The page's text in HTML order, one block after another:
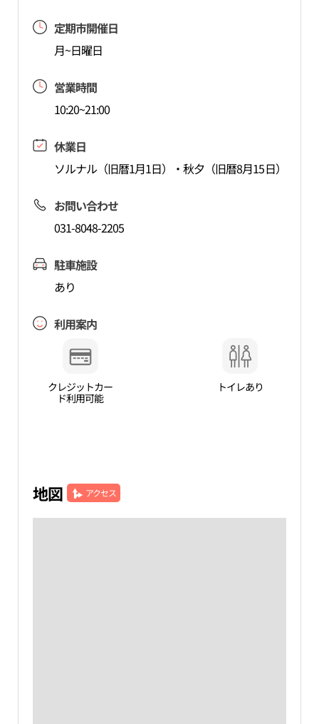
定期市開催日
月~日曜日
営業時間
10:20~21:00
休業日
ソルナル（旧暦1月1日）・秋夕（旧暦8月15日）
お問い合わせ
031-8048-2205
駐車施設
あり
利用案内
クレジットカー
ド利用可能
トイレあり
地図 アクセス